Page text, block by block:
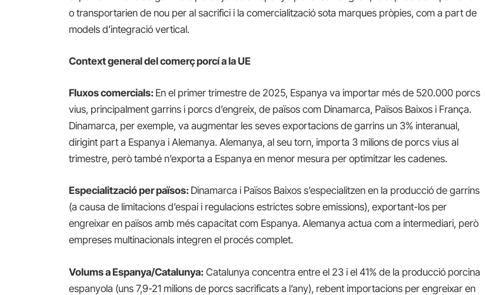
o transportarien de nou per al sacrifici i la comercialització sota marques pròpies, com a part de
models d’integració vertical.
Context general del comerç porcí a la UE
Fluxos comercials: En el primer trimestre de 2025, Espanya va importar més de 520.000 porcs
vius, principalment garrins i porcs d’engreix, de països com Dinamarca, Països Baixos i França.
Dinamarca, per exemple, va augmentar les seves exportacions de garrins un 3% interanual,
dirigint part a Espanya i Alemanya. Alemanya, al seu torn, importa 3 milions de porcs vius al
trimestre, però també n’exporta a Espanya en menor mesura per optimitzar les cadenes.
Especialització per països: Dinamarca i Països Baixos s’especialitzen en la producció de garrins
(a causa de limitacions d’espai i regulacions estrictes sobre emissions), exportant-los per
engreixar en països amb més capacitat com Espanya. Alemanya actua com a intermediari, però
empreses multinacionals integren el procés complet.
Volums a Espanya/Catalunya: Catalunya concentra entre el 23 i el 41% de la producció porcina
espanyola (uns 7,9-21 milions de porcs sacrificats a l’any), rebent importacions per engreixar en